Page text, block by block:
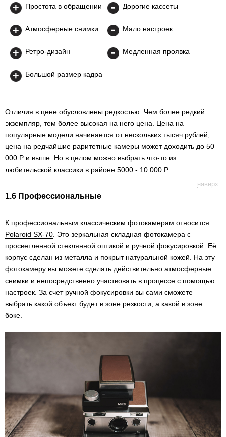
Простота в обращении
Атмосферные снимки
Ретро-дизайн
Большой размер кадра
Дорогие кассеты
Мало настроек
Медленная проявка
Отличия в цене обусловлены редкостью. Чем более редкий
экземпляр, тем более высокая на него цена. Цена на
популярные модели начинается от нескольких тысяч рублей,
цена на редчайшие раритетные камеры может доходить до 50
000 Р и выше. Но в целом можно выбрать что-то из
любительской классики в районе 5000 - 10 000 Р.
наверх
1.6 Профессиональные
К профессиональным классическим фотокамерам относится
Polaroid SX-70 . Это зеркальная складная фотокамера с
просветленной стеклянной оптикой и ручной фокусировкой. Её
корпус сделан из металла и покрыт натуральной кожей. На эту
фотокамеру вы можете сделать действительно атмосферные
снимки и непосредственно участвовать в процессе с помощью
настроек. За счет ручной фокусировки вы сами сможете
выбрать какой объект будет в зоне резкости, а какой в зоне
боке.